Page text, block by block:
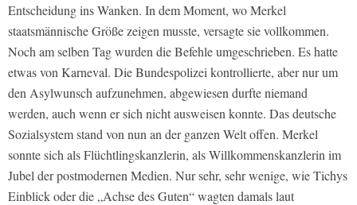
Entscheidung ins Wanken. In dem Moment, wo Merkel
staatsmännische Größe zeigen musste, versagte sie vollkommen.
Noch am selben Tag wurden die Befehle umgeschrieben. Es hatte
etwas von Karneval. Die Bundespolizei kontrollierte, aber nur um
den Asylwunsch aufzunehmen, abgewiesen durfte niemand
werden, auch wenn er sich nicht ausweisen konnte. Das deutsche
Sozialsystem stand von nun an der ganzen Welt offen. Merkel
sonnte sich als Flüchtlingskanzlerin, als Willkommenskanzlerin im
Jubel der postmodernen Medien. Nur sehr, sehr wenige, wieTichys
Einblickoder die „Achse des Guten“wagten damals laut